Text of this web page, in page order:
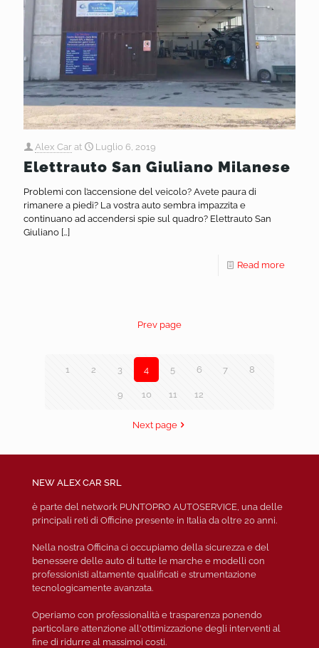
Alex Car at Luglio 6, 2019
Elettrauto San Giuliano Milanese
Problemi con l’accensione del veicolo? Avete paura di
rimanere a piedi? La vostra auto sembra impazzita e
continuano ad accendersi spie sul quadro? Elettrauto San
Giuliano […]
Read more
Prev page
1 2 3 4 5 6 7 8
9 10 11 12
Next page
NEW ALEX CAR SRL
è parte del network PUNTOPRO AUTOSERVICE, una delle
principali reti di Officine presente in Italia da oltre 20 anni.
Nella nostra Officina ci occupiamo della sicurezza e del
benessere delle auto di tutte le marche e modelli con
professionisti altamente qualificati e strumentazione
tecnologicamente avanzata.
Operiamo con professionalità e trasparenza ponendo
particolare attenzione all'ottimizzazione degli interventi al
fine di ridurre al massimoi costi.